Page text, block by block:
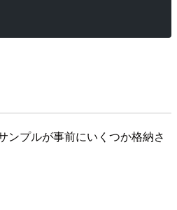
ンプルが事前にいくつか格納さ